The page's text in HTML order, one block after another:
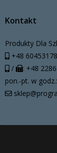
Kontakt
Produkty Dla
+48
/
: +48
pon.-pt. w